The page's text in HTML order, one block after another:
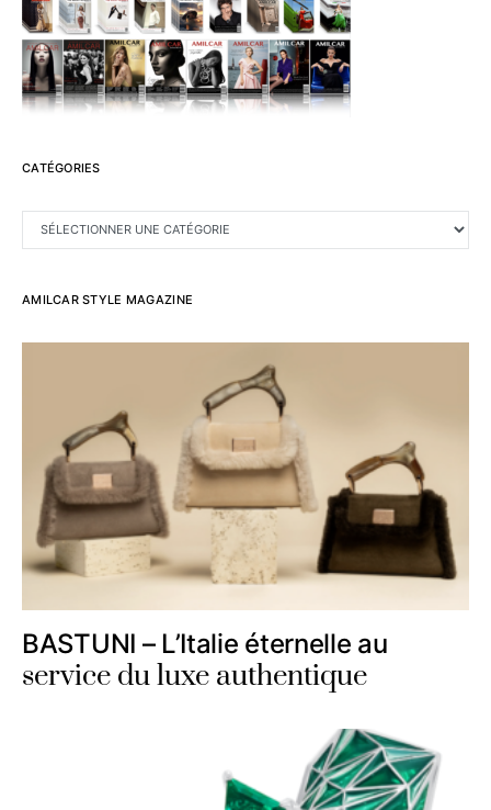
CATÉGORIES
CATÉGORIES
AMILCAR STYLE MAGAZINE
BASTUNI – L’Italie éternelle au
service du luxe authentique